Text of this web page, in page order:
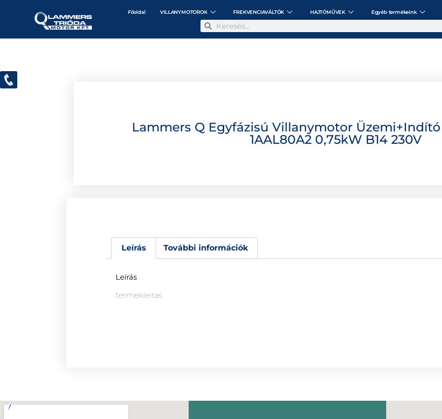
Főoldal VILLANYMOTOROK FREKVENCIAVÁLTÓK HAJTÓMŰVEK Egyéb termékeink
Lammers Q Egyfázisú Villanymotor
1AAL80A2 0,75kW B14 230V
Leírás További információk
Leírás
termekleiras